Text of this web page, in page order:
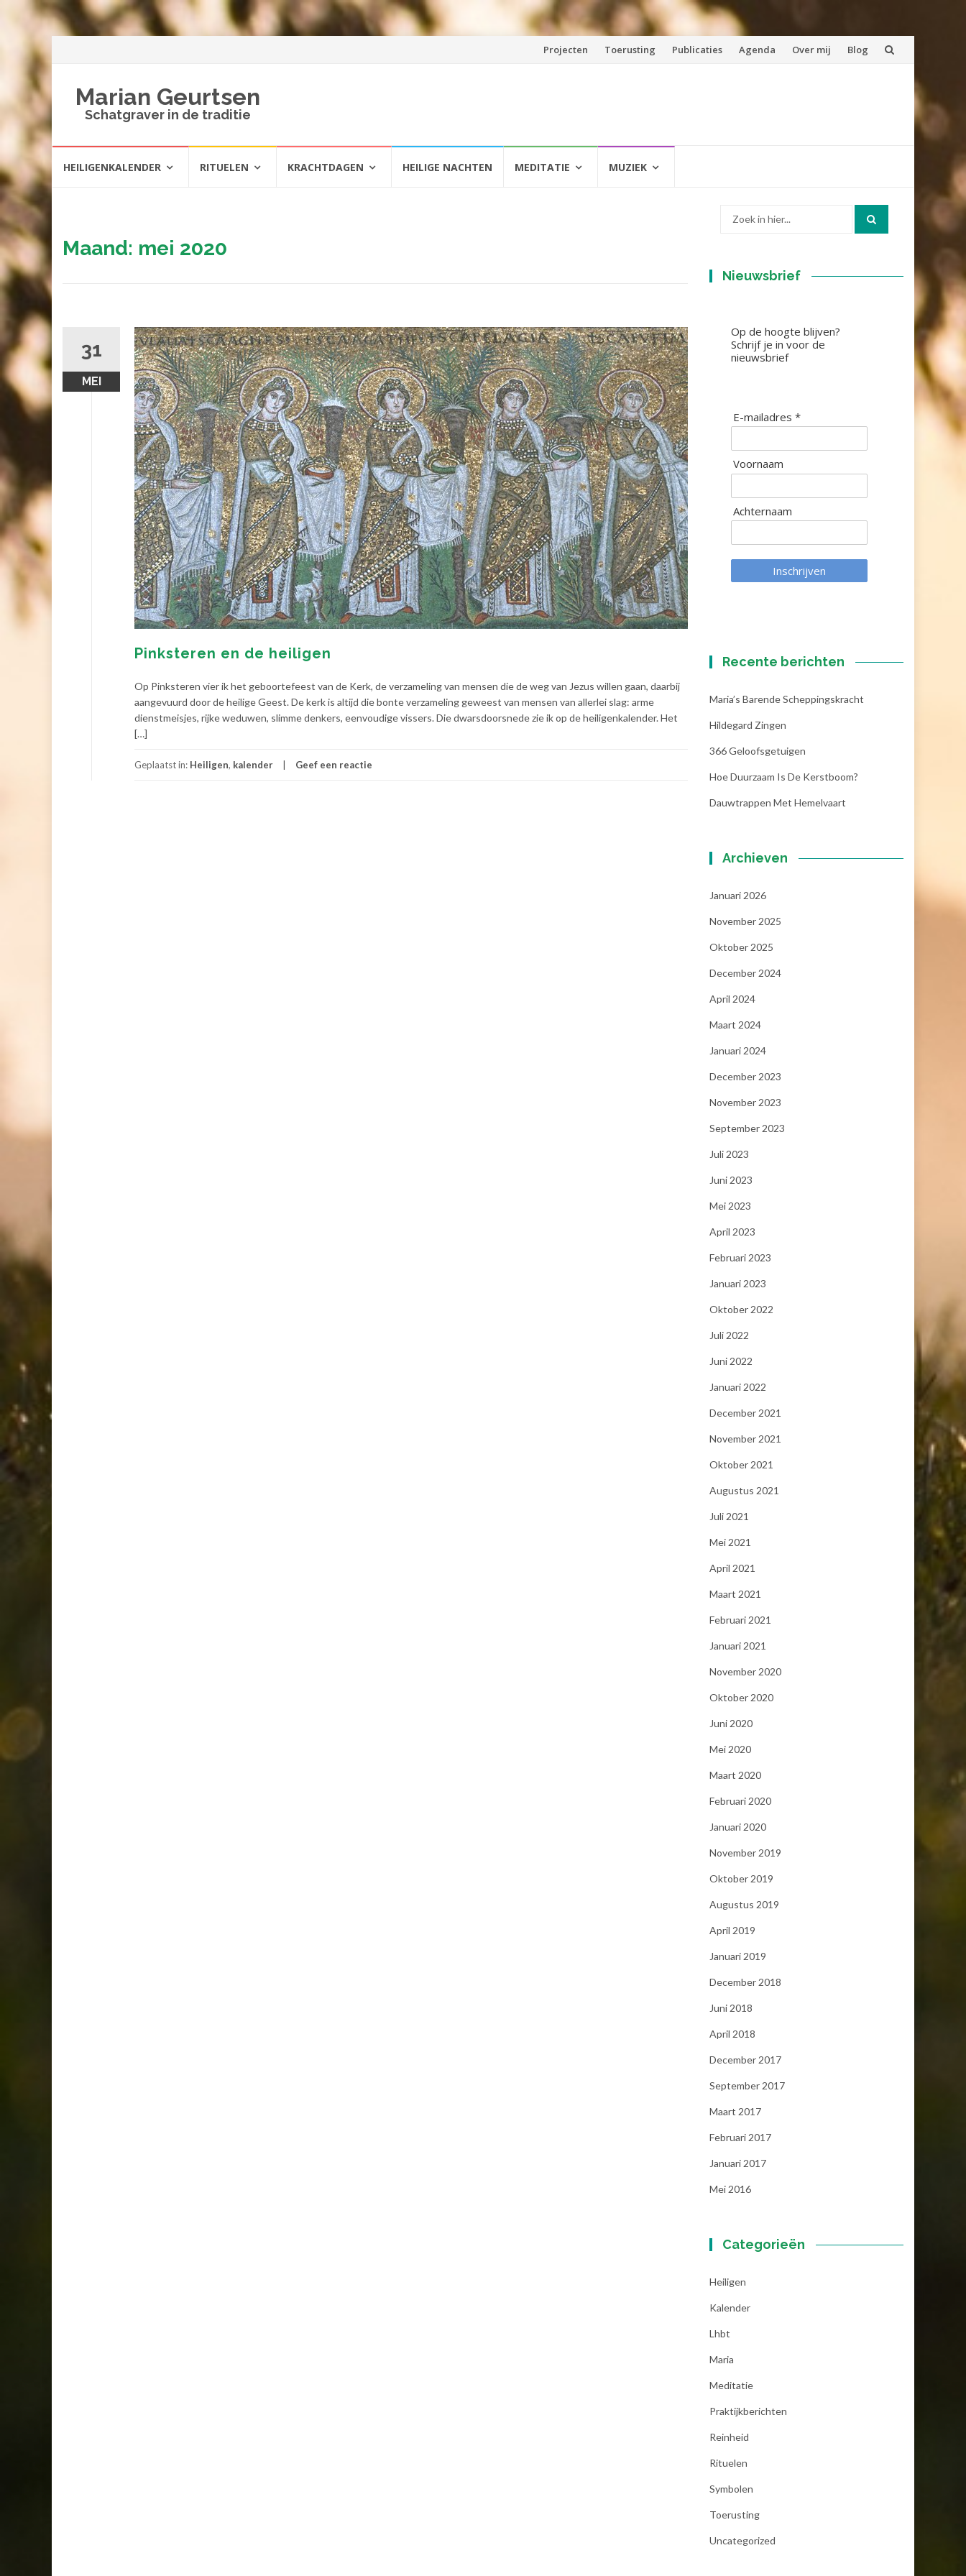
Spring
Projecten Toerusting Publicaties Agenda Over mij Blog
Marian Geurtsen
Schatgraver in de traditie
naarHEILIGENKALENDER RITUELEN KRACHTDAGEN HEILIGE NACHTEN MEDITATIE MUZIEK
Maand: mei 2020
31
MEI
Pinksteren en de heiligen
Op Pinksteren vier ik het geboortefeest van de Kerk, de verzameling van mensen die de weg van Jezus willen gaan, daarbij
aangevuurd door de heilige Geest. De kerk is altijd die bonte verzameling geweest van mensen van allerlei slag: arme
dienstmeisjes, rijke weduwen, slimme denkers, eenvoudige vissers. Die dwarsdoorsnede zie ik op de heiligenkalender. Het
[…]
Geplaatst in: Heiligen, kalender Geef een reactie
Nieuwsbrief
Op de hoogte blijven?
Schrijf je in voor de
nieuwsbrief
E-mailadres *
Voornaam
Achternaam
Inschrijven
Recente berichten
Maria’s Barende Scheppingskracht
Hildegard Zingen
366 Geloofsgetuigen
Hoe Duurzaam Is De Kerstboom?
Dauwtrappen Met Hemelvaart
Archieven
Januari 2026
November 2025
Oktober 2025
December 2024
April 2024
Maart 2024
Januari 2024
December 2023
November 2023
September 2023
Juli 2023
Juni 2023
Mei 2023
April 2023
Februari 2023
Januari 2023
Oktober 2022
Juli 2022
Juni 2022
Januari 2022
December 2021
November 2021
Oktober 2021
Augustus 2021
Juli 2021
Mei 2021
April 2021
Maart 2021
Februari 2021
Januari 2021
November 2020
Oktober 2020
Juni 2020
Mei 2020
Maart 2020
Februari 2020
Januari 2020
November 2019
Oktober 2019
Augustus 2019
April 2019
Januari 2019
December 2018
Juni 2018
April 2018
December 2017
September 2017
Maart 2017
Februari 2017
Januari 2017
Mei 2016
Categorieën
Heiligen
Kalender
Lhbt
Maria
Meditatie
Praktijkberichten
Reinheid
Rituelen
Symbolen
Toerusting
Uncategorized